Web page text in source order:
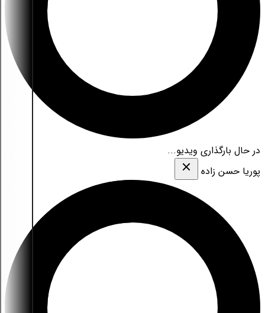
در حال بارگذاری ویدیو...
پوریا حسن زاده